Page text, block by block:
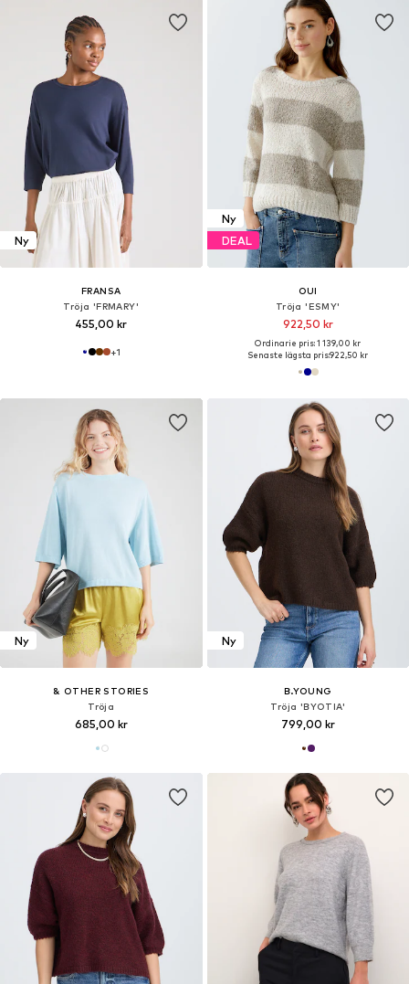
Ny
FRANSA
Tröja 'FRMARY'
455,00 kr
+1
Ny
DEAL
OUI
Tröja 'ESMY'
922,50 kr
Ordinarie pris: 1 139,00 kr
Senaste lägsta pris:922,50 kr
Ny
& OTHER STORIES
Tröja
685,00 kr
Ny
B.YOUNG
Tröja 'BYOTIA'
799,00 kr